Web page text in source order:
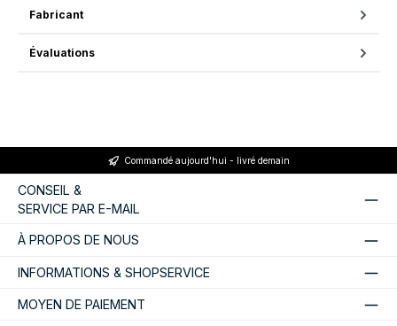
Fabricant
Évaluations
Commandé aujourd'hui - livré demain
CONSEIL &
SERVICE PAR E-MAIL
À PROPOS DE NOUS
INFORMATIONS & SHOPSERVICE
MOYEN DE PAIEMENT